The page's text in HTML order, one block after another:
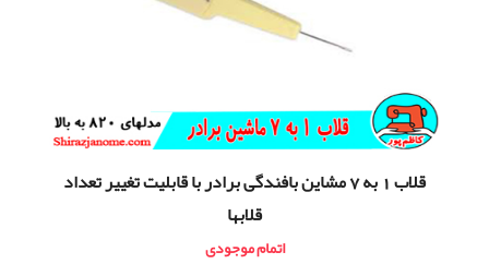
قلاب 1 به 7 مشاین بافندگی برادر با قابلیت تغییر تعداد
قلابها
اتمام موجودی